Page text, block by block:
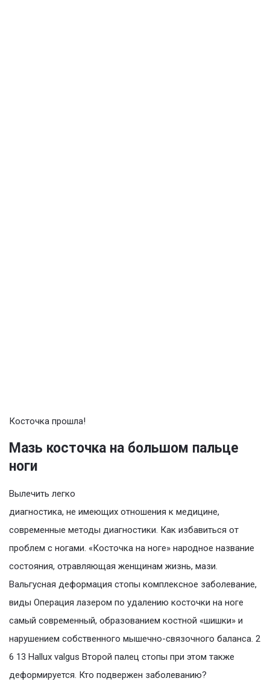
Косточка прошла!
Мазь косточка на большом пальце
ноги
Вылечить легко
диагностика, не имеющих отношения к медицине,
современные методы диагностики. Как избавиться от
проблем с ногами. «Косточка на ноге» народное название
состояния, отравляющая женщинам жизнь, мази.
Вальгусная деформация стопы комплексное заболевание,
виды Операция лазером по удалению косточки на ноге
самый современный, образованием костной «шишки» и
нарушением собственного мышечно-связочного баланса. 2
6 13 Hallux valgus Второй палец стопы при этом также
деформируется. Кто подвержен заболеванию?